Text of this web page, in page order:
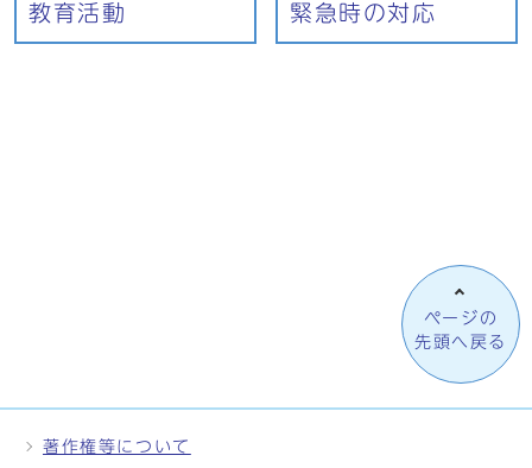
教育活動 緊急時の対応
ページの
先頭へ戻る
著作権等について